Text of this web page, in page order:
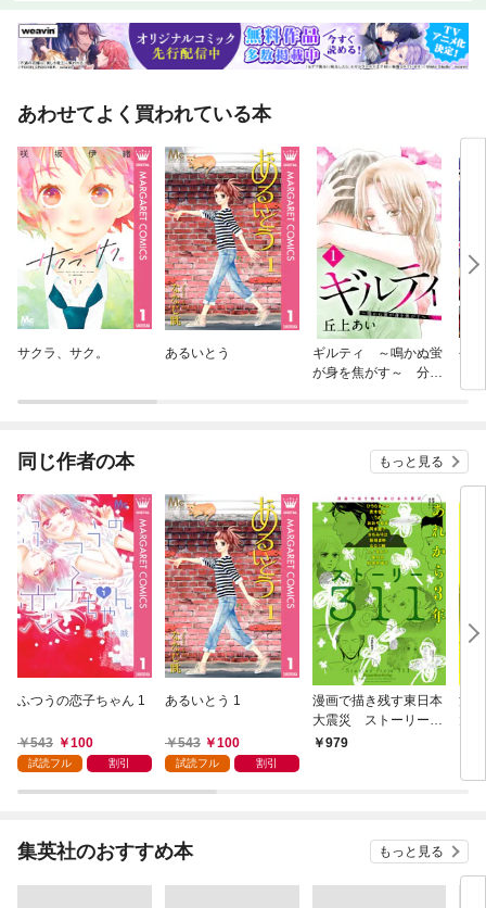
あわせてよく買われている本
サクラ、サク。 あるいとう
ギルティ ～鳴かぬ蛍
が身を焦がす～ 分冊
今
同じ作者の本 もっと見る
ふつうの恋子ちゃん 1
543 100
試読フル 割引
あるいとう 1
543 100
試読フル 割引
漫画で描き残す東日本
大震災 ストーリー31
1 あれから3年
979
漫
集英社のおすすめ本 もっと見る